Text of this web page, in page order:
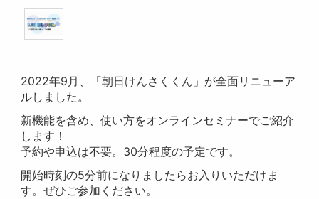
2022年9月、「朝日けんさくくん」が全面リニューア
ルしました。
新機能を含め、使い方をオンラインセミナーでご紹介
します！
予約や申込は不要。30分程度の予定です。
開始時刻の5分前になりましたらお入りいただけま
す。ぜひご参加ください。